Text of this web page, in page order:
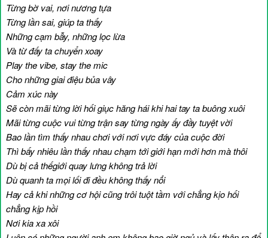
Từng bờ vai, nơi nương tựa
Từng lần sai, giúp ta thấy
Những cạm bẫy, những lọc lừa
Và từ đấy ta chuyển xoay
Play the vibe, stay the mic
Cho những giai điệu bủa vây
Cảm xúc này
Sẽ còn mãi từng lời hối giục hăng hái khi hai tay ta buông xuôi
Mãi từng cuộc vui từng trận say từng ngày ấy đầy tuyệt vời
Bao lần tìm thấy nhau chơi với nơi vực đáy của cuộc đời
Thì bấy nhiêu lần thấy nhau chạm tới giới hạn mới hơn mà thôi
Dù bị cả thếgiới quay lưng không trả lời
Dù quanh ta mọi lối đi đều không thấy nổi
Hay cả khi những cơ hội cũng trôi tuột tầm với chẳng kịo hối
chẳng kịp hồi
Nơi kia xa xôi